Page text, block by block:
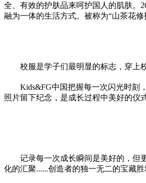
全、有效的护肤品来呵护国人的肌肤。
融为一体的生活方式。被称为“山茶花
校服是学子们最明显的标志，穿上
Kids&FG中国把握每一次闪光时刻
照片留下纪念，是成长过程中美好的仪
记录每一次成长瞬间是美好的，但
化的汇聚......创造者的独一无二的宝藏胜